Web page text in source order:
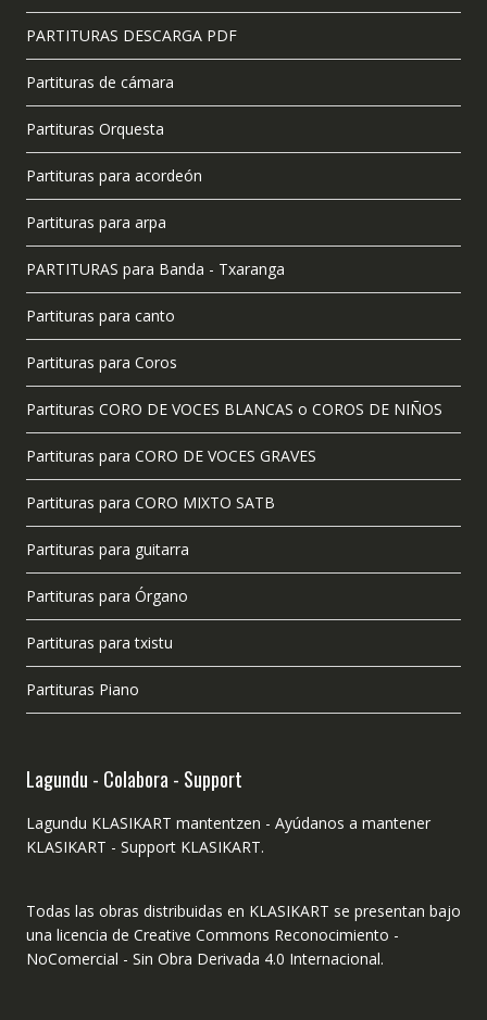
PARTITURAS DESCARGA PDF
Partituras de cámara
Partituras Orquesta
Partituras para acordeón
Partituras para arpa
PARTITURAS para Banda - Txaranga
Partituras para canto
Partituras para Coros
Partituras CORO DE VOCES BLANCAS o COROS DE NIÑOS
Partituras para CORO DE VOCES GRAVES
Partituras para CORO MIXTO SATB
Partituras para guitarra
Partituras para Órgano
Partituras para txistu
Partituras Piano
Lagundu - Colabora - Support
Lagundu KLASIKART mantentzen - Ayúdanos a mantener
KLASIKART - Support KLASIKART.
Todas las obras distribuidas en KLASIKART se presentan bajo
una licencia de Creative Commons Reconocimiento -
NoComercial - Sin Obra Derivada 4.0 Internacional.